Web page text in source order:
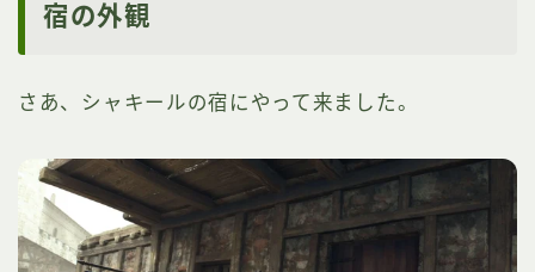
宿の外観
さあ、シャキールの宿にやって来ました。